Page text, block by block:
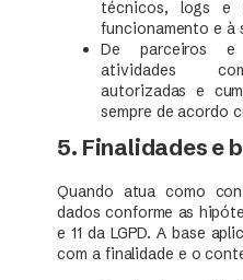
técnicos, logs e
funcionamento e à
De parceiros e
atividades
autorizadas e
sempre de acordo
5. Finalidades e
Quando atua como
dados conforme as
e 11 da LGPD. A base
com a finalidade e o